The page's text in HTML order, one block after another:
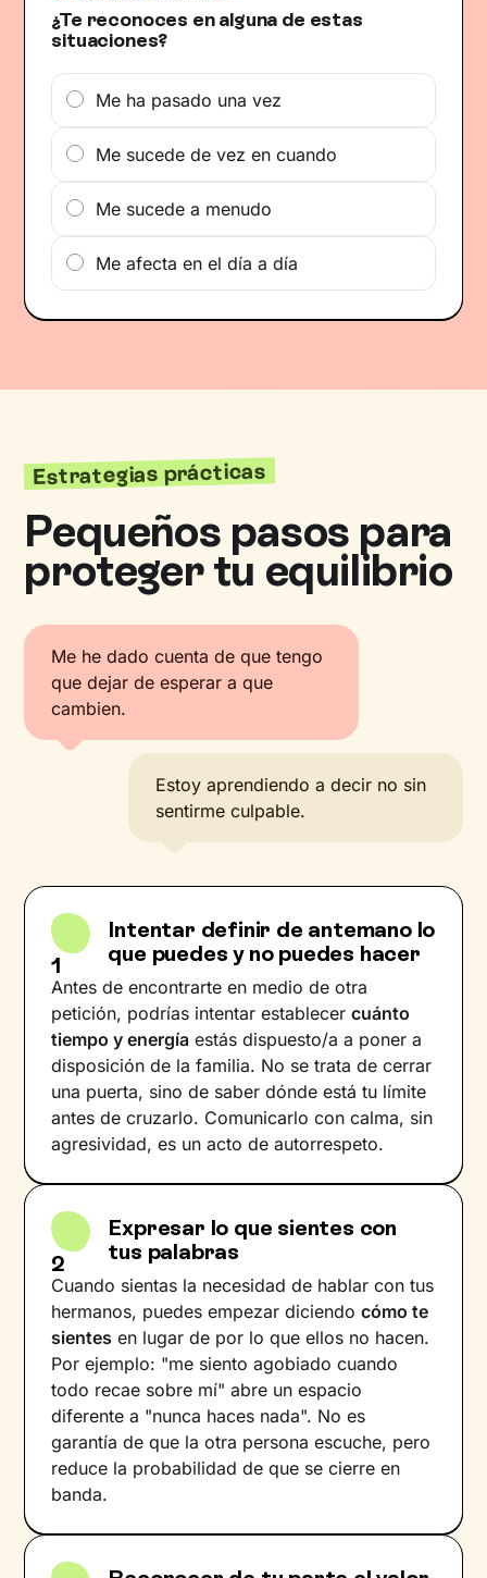
¿Te reconoces en alguna de estas
situaciones?
Me ha pasado una vez
Me sucede de vez en cuando
Me sucede a menudo
Me afecta en el día a día
Estrategias prácticas
Pequeños pasos para
proteger tu equilibrio
Me he dado cuenta de que tengo
que dejar de esperar a que
cambien.
Estoy aprendiendo a decir no sin
sentirme culpable.
1
Intentar definir de antemano lo
que puedes y no puedes hacer
Antes de encontrarte en medio de otra
petición, podrías intentar establecercuánto
tiempo y energía estás dispuesto/a a poner a
disposición de la familia. No se trata de cerrar
una puerta, sino de saber dónde está tu límite
antes de cruzarlo. Comunicarlo con calma, sin
agresividad, es un acto de autorrespeto.
2
Expresar lo que sientes con
tus palabras
Cuando sientas la necesidad de hablar con tus
hermanos, puedes empezar diciendocómo te
sientes en lugar de por lo que ellos no hacen.
Por ejemplo: "me siento agobiado cuando
todo recae sobre mí" abre un espacio
diferente a "nunca haces nada". No es
garantía de que la otra persona escuche, pero
reduce la probabilidad de que se cierre en
banda.